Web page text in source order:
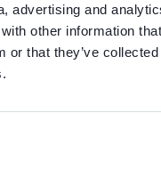
advertising and
other information
or that they’ve
Deze aandacht voor
stelt ons in staat
op de
klant, en tegelijkertijd